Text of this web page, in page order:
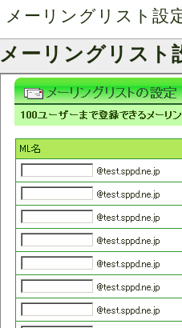
メーリングリスト設
メーリングリスト